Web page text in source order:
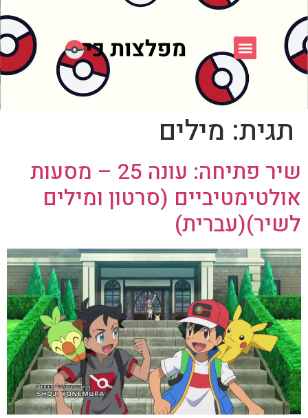
תגית: מילים
שיר פתיחה: עונה 25 – מסעות
אולטימטיביים (סרטון ומילים
לשיר)(עברית)